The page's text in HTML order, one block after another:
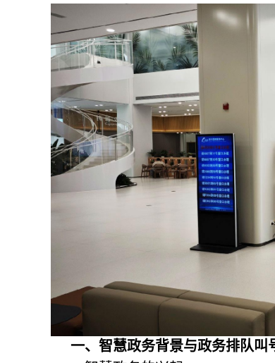
一、智慧政务背景与政务排队叫